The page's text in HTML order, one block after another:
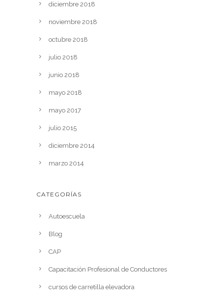
diciembre 2018
noviembre 2018
octubre 2018
julio 2018
junio 2018
mayo 2018
mayo 2017
julio 2015
diciembre 2014
marzo 2014
CATEGORÍAS
Autoescuela
Blog
CAP
Capacitación Profesional de Conductores
cursos de carretilla elevadora